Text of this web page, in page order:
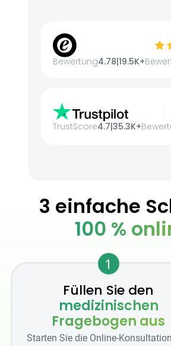
Bewertung4.78|19.5K+
TrustScore4.7|35.3K+
3 einfache
100 %
1
Füllen Sie den
medizinischen
Fragebogen aus
Starten Sie die Online-